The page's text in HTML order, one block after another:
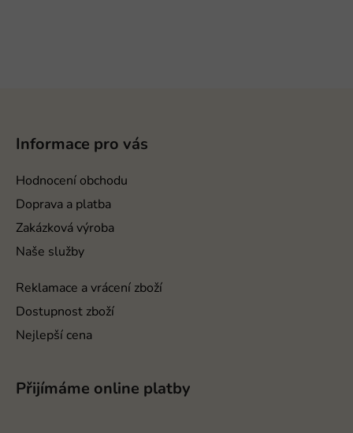
Informace pro vás
Hodnocení obchodu
Doprava a platba
Zakázková výroba
Naše služby
Reklamace a vrácení zboží
Dostupnost zboží
Nejlepší cena
Přijímáme online platby